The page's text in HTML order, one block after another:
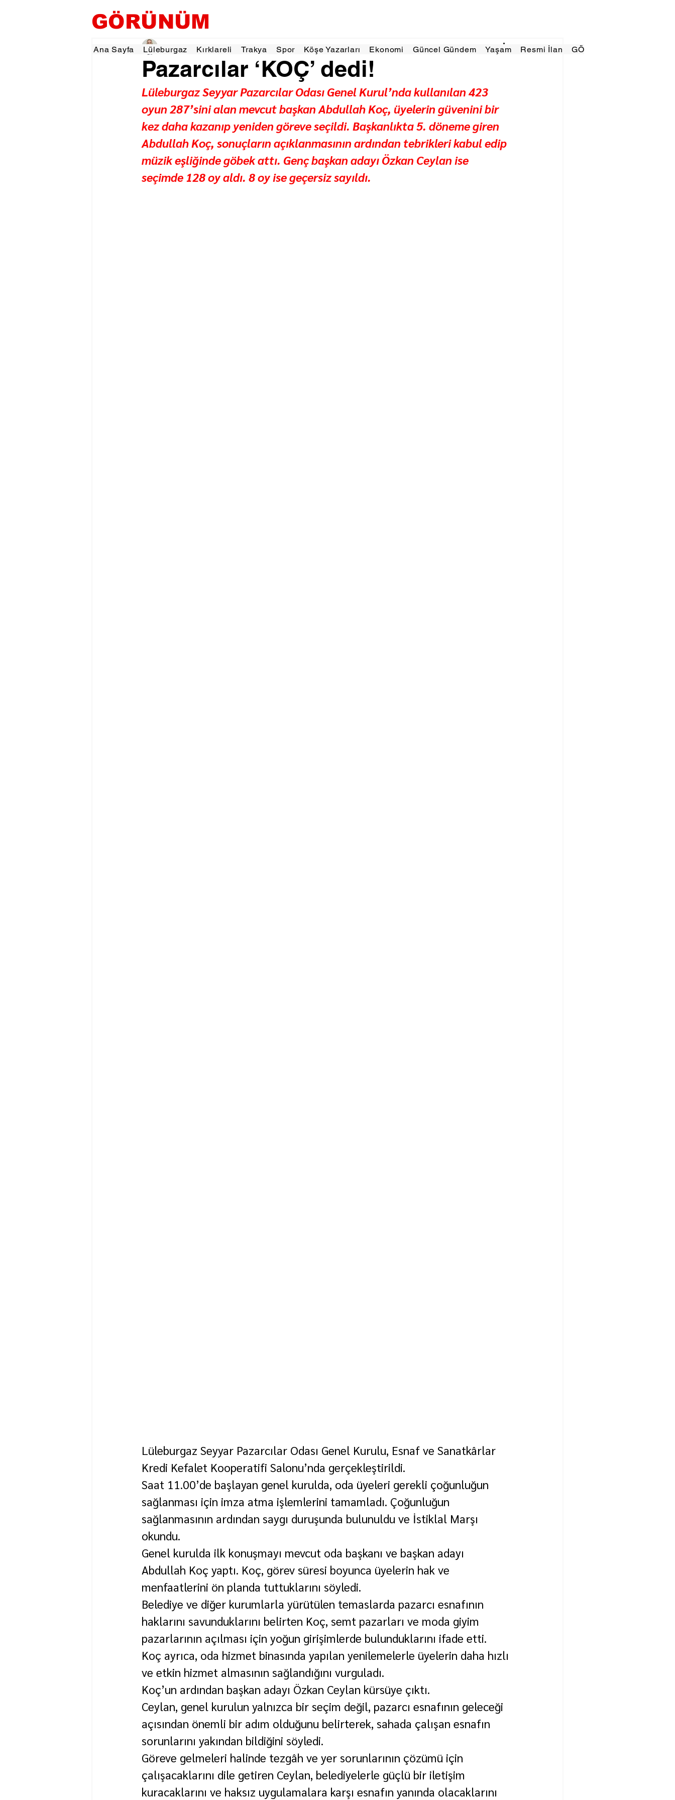
GÖRÜNÜM
Ana Sayfa Lüleburgaz Kırklareli Trakya Spor Köşe Yazarları Ekonomi Güncel Gündem Yaşam Resmi İlan GÖRÜNÜMTV
Pazarcılar ‘KOÇ’ dedi!
Hamza Dalgıç 9 Oca2 dakikada okunur
Lüleburgaz Seyyar Pazarcılar Odası Genel Kurul’nda kullanılan 423
oyun 287’sini alan mevcut başkan Abdullah Koç, üyelerin güvenini bir
kez daha kazanıp yeniden göreve seçildi. Başkanlıkta 5. döneme giren
Abdullah Koç, sonuçların açıklanmasının ardından tebrikleri kabul edip
müzik eşliğinde göbek attı. Genç başkan adayı Özkan Ceylan ise
seçimde 128 oy aldı. 8 oy ise geçersiz sayıldı.
Lüleburgaz Seyyar Pazarcılar Odası Genel Kurulu, Esnaf ve Sanatkârlar
Kredi Kefalet Kooperatifi Salonu’nda gerçekleştirildi.
Saat 11.00’de başlayan genel kurulda, oda üyeleri gerekli çoğunluğun
sağlanması için imza atma işlemlerini tamamladı. Çoğunluğun
sağlanmasının ardından saygı duruşunda bulunuldu ve İstiklal Marşı
okundu.
Genel kurulda ilk konuşmayı mevcut oda başkanı ve başkan adayı
Abdullah Koç yaptı. Koç, görev süresi boyunca üyelerin hak ve
menfaatlerini ön planda tuttuklarını söyledi.
Belediye ve diğer kurumlarla yürütülen temaslarda pazarcı esnafının
haklarını savunduklarını belirten Koç, semt pazarları ve moda giyim
pazarlarının açılması için yoğun girişimlerde bulunduklarını ifade etti.
Koç ayrıca, oda hizmet binasında yapılan yenilemelerle üyelerin daha hızlı
ve etkin hizmet almasının sağlandığını vurguladı.
Koç’un ardından başkan adayı Özkan Ceylan kürsüye çıktı.
Ceylan, genel kurulun yalnızca bir seçim değil, pazarcı esnafının geleceği
açısından önemli bir adım olduğunu belirterek, sahada çalışan esnafın
sorunlarını yakından bildiğini söyledi.
Göreve gelmeleri halinde tezgâh ve yer sorunlarının çözümü için
çalışacaklarını dile getiren Ceylan, belediyelerle güçlü bir iletişim
kuracaklarını ve haksız uygulamalara karşı esnafın yanında olacaklarını